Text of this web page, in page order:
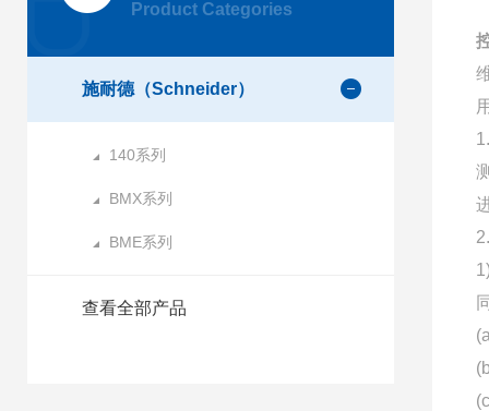
Product Categories
施耐德（Schneider）
140系列
BMX系列
BME系列
查看全部产品